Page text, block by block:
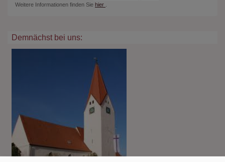
Weitere Informationen finden Sie hier
Demnächst bei uns: